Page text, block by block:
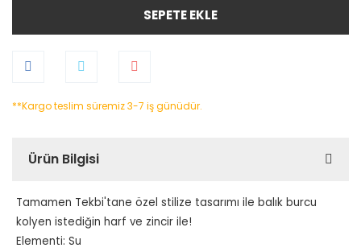
SEPETE EKLE
**Kargo teslim süremiz 3-7 iş günüdür.
Ürün Bilgisi
Tamamen Tekbi'tane özel stilize tasarımı ile balık burcu
kolyen istediğin harf ve zincir ile!
Elementi: Su